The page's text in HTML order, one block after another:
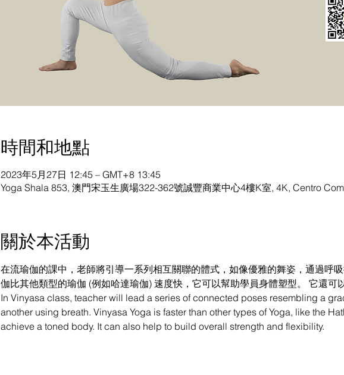
時間和地點
2023年5月27日 12:45 – GMT+8 13:45
Yoga Shala 853, 澳門宋玉生廣場322-362號誠豐商業中心4樓K室, 4K, Centro
關於本活動
在流瑜伽的課中，老師將引導一系列相互關聯的體式，如像優雅的舞姿，通過呼
伽比其他類型的瑜伽 (例如哈達瑜伽) 速度快，它可以幫助學員身體塑型。 它還可
In Vinyasa class, teacher will lead a series of connected poses resembling a
another using breath. Vinyasa Yoga is faster than other types of Yoga, like the
achieve a toned body. It can also help to build overall strength and flexibility.